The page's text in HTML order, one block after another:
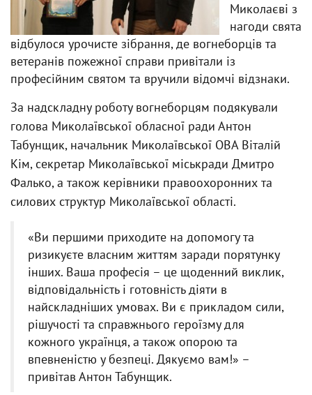
Миколаєві з
нагоди свята
відбулося урочисте зібрання, де вогнеборців та
ветеранів пожежної справи привітали із
професійним святом та вручили відомчі відзнаки.
За надскладну роботу вогнеборцям подякували
голова Миколаївської обласної ради Антон
Табунщик, начальник Миколаївської ОВА Віталій
Кім, секретар Миколаївської міськради Дмитро
Фалько, а також керівники правоохоронних та
силових структур Миколаївської області.
«Ви першими приходите на допомогу та
ризикуєте власним життям заради порятунку
інших. Ваша професія – це щоденний виклик,
відповідальність і готовність діяти в
найскладніших умовах. Ви є прикладом сили,
рішучості та справжнього героїзму для
кожного українця, а також опорою та
впевненістю у безпеці. Дякуємо вам!» –
привітав Антон Табунщик.